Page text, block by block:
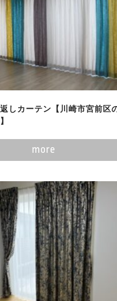
しカーテン【川崎市宮前区
more